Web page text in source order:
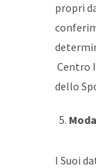
propri
Centro
dello
I Suoi